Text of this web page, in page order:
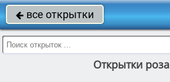
 все открытки
Открытки роза